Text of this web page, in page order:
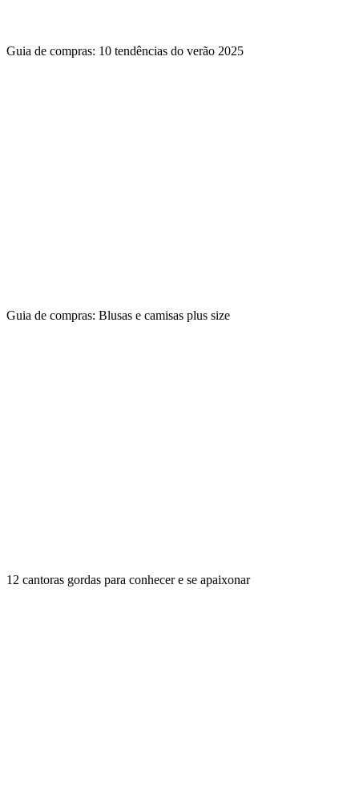
Guia de compras: 10 tendências do verão 2025
Guia de compras: Blusas e camisas plus size
12 cantoras gordas para conhecer e se apaixonar